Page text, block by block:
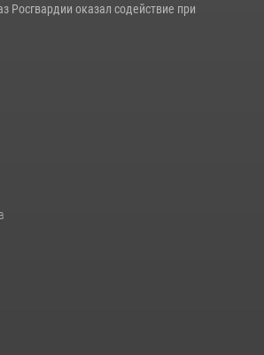
Росгвардии оказал содействие при